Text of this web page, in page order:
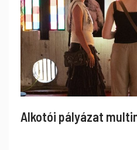
Alkotói pályázat